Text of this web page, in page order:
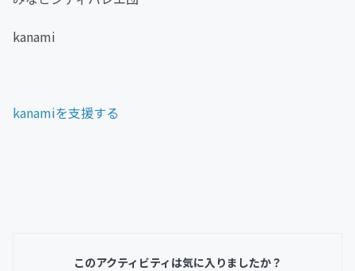
kanami
kanamiを支援する
このアクティビティは気に入りましたか？